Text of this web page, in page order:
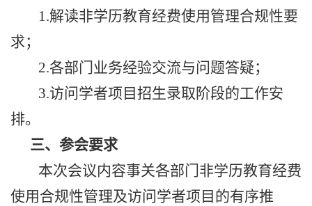
1.解读非学历教育经费使用管理合规性要
求；
2.各部门业务经验交流与问题答疑；
3.访问学者项目招生录取阶段的工作安
排。
三、参会要求
本次会议内容事关各部门非学历教育经费
使用合规性管理及访问学者项目的有序推